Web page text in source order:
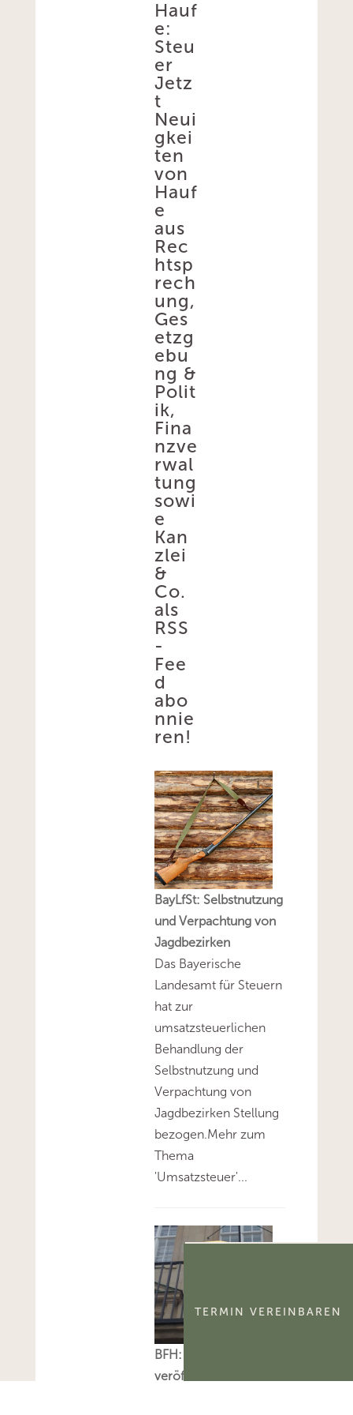
Hauf
e:
Steu
er
Jetz
t
Neui
gkei
ten
von
Hauf
e
aus
Rec
htsp
rech
ung,
Ges
etzg
ebu
ng &
Polit
ik,
Fina
nzve
rwal
tung
sowi
e
Kan
zlei
&
Co.
als
RSS
-
Fee
d
abo
nnie
ren!
BayLfSt: Selbstnutzung
und Verpachtung von
Jagdbezirken
Das Bayerische
Landesamt für Steuern
hat zur
umsatzsteuerlichen
Behandlung der
Selbstnutzung und
Verpachtung von
Jagdbezirken Stellung
bezogen.Mehr zum
Thema
'Umsatzsteuer'...
BFH: Alle am 6.8.2026
veröffentlichten
TERMIN VEREINBAREN